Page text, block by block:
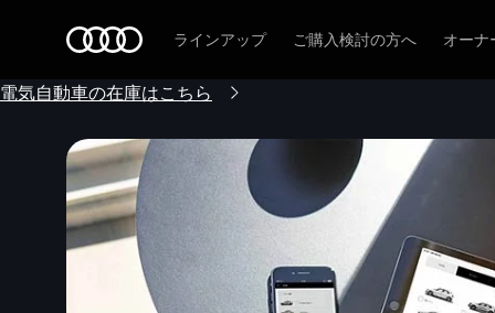
ラインアップ ご購入検討の方へ オーナ
電気自動車の在庫はこちら